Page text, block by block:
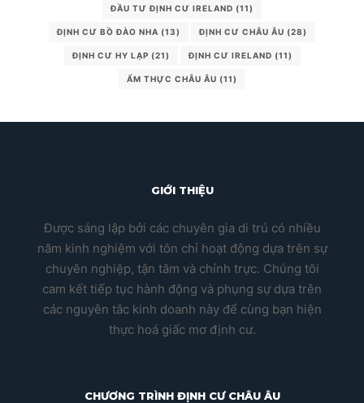
ĐẦU TƯ ĐỊNH CƯ IRELAND (11)
ĐỊNH CƯ BỒ ĐÀO NHA (13) ĐỊNH CƯ CHÂU ÂU (28)
ĐỊNH CƯ HY LẠP (21) ĐỊNH CƯ IRELAND (11)
ẨM THỰC CHÂU ÂU (11)
GIỚI THIỆU
Được sáng lập bởi các chuyên gia di trú có nhiều
năm kinh nghiệm với tôn chỉ hoạt động dựa trên sự
chuyên nghiệp, tận tâm và chính trực. Chúng tôi
cam kết tiếp tục hành động và phụng sự dựa trên
các nguyên tắc kinh doanh này để cùng bạn hiện
thực hoá giấc mơ định cư.
CHƯƠNG TRÌNH ĐỊNH CƯ CHÂU ÂU